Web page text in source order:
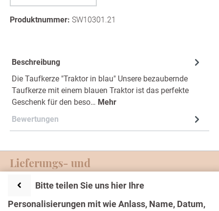
Bitte teilen Sie uns hier Ihre
Personalisierungen mit wie Anlass, Name, Datum,
Text
Produktnummer: SW10301.21
Beschreibung
Die Taufkerze "Traktor in blau" Unsere bezaubernde
Taufkerze mit einem blauen Traktor ist das perfekte
Geschenk für den beso… Mehr
Bewertungen
Service-Hotline
Lieferungs- und
Zahlungsmöglichkeiten